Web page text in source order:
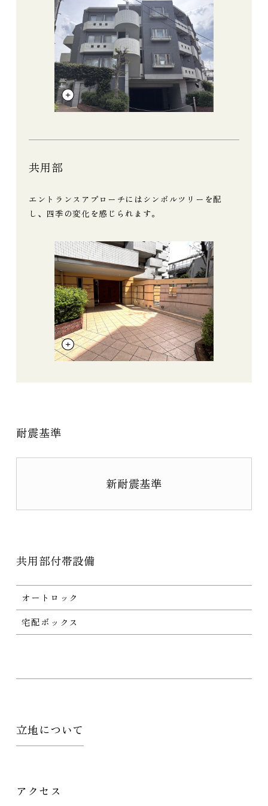
共用部
エントランスアプローチにはシンボルツリーを配
し、四季の変化を感じられます。
耐震基準
新耐震基準
共用部付帯設備
オートロック
宅配ボックス
立地について
アクセス